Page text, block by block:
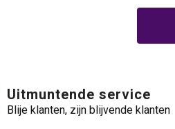
Uitmuntende service
Blije klanten, zijn blijvende klanten